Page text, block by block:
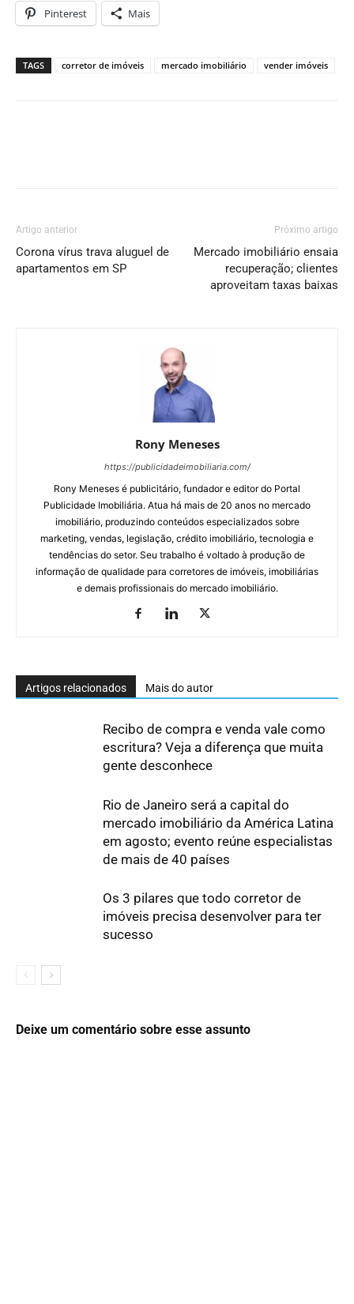
Pinterest Mais
TAGS corretor de imóveis mercado imobiliário vender imóveis
Artigo anterior
Corona vírus trava aluguel de
apartamentos em SP
Próximo artigo
Mercado imobiliário ensaia
recuperação; clientes
aproveitam taxas baixas
Rony Meneses
https://publicidadeimobiliaria.com/
Rony Meneses é publicitário, fundador e editor do Portal
Publicidade Imobiliária. Atua há mais de 20 anos no mercado
imobiliário, produzindo conteúdos especializados sobre
marketing, vendas, legislação, crédito imobiliário, tecnologia e
tendências do setor. Seu trabalho é voltado à produção de
informação de qualidade para corretores de imóveis, imobiliárias
e demais profissionais do mercado imobiliário.
Artigos relacionados Mais do autor
Recibo de compra e venda vale como
escritura? Veja a diferença que muita
gente desconhece
Rio de Janeiro será a capital do
mercado imobiliário da América Latina
em agosto; evento reúne especialistas
de mais de 40 países
Os 3 pilares que todo corretor de
imóveis precisa desenvolver para ter
sucesso
Deixe um comentário sobre esse assunto